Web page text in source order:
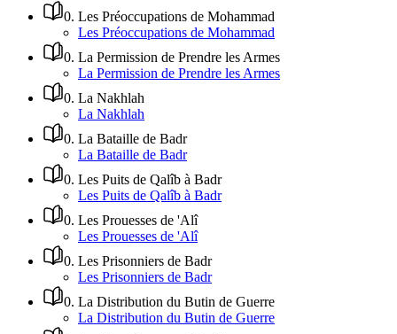
0. Les Préoccupations de Mohammad
Les Préoccupations de Mohammad
0. La Permission de Prendre les Armes
La Permission de Prendre les Armes
0. La Nakhlah
La Nakhlah
0. La Bataille de Badr
La Bataille de Badr
0. Les Puits de Qalîb à Badr
Les Puits de Qalîb à Badr
0. Les Prouesses de 'Alî
Les Prouesses de 'Alî
0. Les Prisonniers de Badr
Les Prisonniers de Badr
0. La Distribution du Butin de Guerre
La Distribution du Butin de Guerre